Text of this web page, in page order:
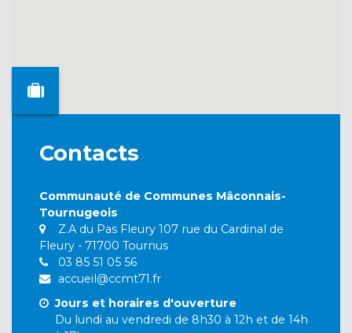
Contacts
Communauté de Communes Mâconnais-
Tournugeois
Z.A du Pas Fleury 107 rue du Cardinal de
Fleury - 71700 Tournus
03 85 51 05 56
accueil@ccmt71.fr
Jours et horaires d'ouverture
Du lundi au vendredi de 8h30 à 12h et de 14h